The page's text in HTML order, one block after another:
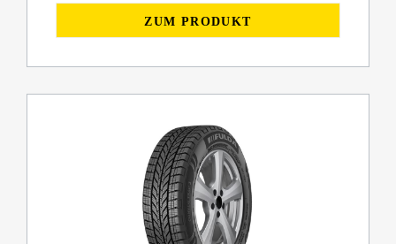
ZUM PRODUKT